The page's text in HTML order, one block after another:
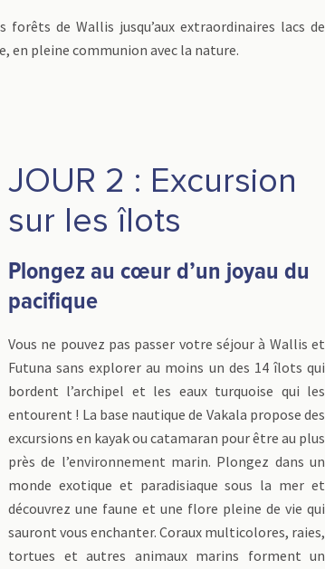
de Wallis jusqu’aux extraordinaires lacs de
en pleine communion avec la nature.
JOUR 2 : Excursion
sur les îlots
Plongez au cœur d’un joyau du
pacifique
Vous ne pouvez pas passer votre séjour à Wallis et
Futuna sans explorer au moins un des 14 îlots qui
bordent l’archipel et les eaux turquoise qui les
entourent ! La base nautique de Vakala propose des
excursions en kayak ou catamaran pour être au plus
près de l’environnement marin. Plongez dans un
monde exotique et paradisiaque sous la mer et
découvrez une faune et une flore pleine de vie qui
sauront vous enchanter. Coraux multicolores, raies,
tortues et autres animaux marins forment un